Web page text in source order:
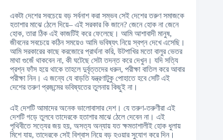
একটা দেশের সবচেয়ে বড় সর্বনাশ করা সম্ভব সেই দেশের তরুণ সমাজকে
হতাশার মাঝে ঠেলে দিয়ে– এই সরকার কি জানে? জেনে হোক না জেনে
হোক, তারা ঠিক এই কাজটিই করে ফেলেছে। আমি আশাবাদী মানুষ,
জীবনের সবচেয়ে কঠিন সময়েও আমি ভবিষ্যৎ নিয়ে স্বপ্ন দেখে এসেছি।
আমি সরকারের কাছে করজোরে প্রার্থনা করি, উটপাখির মতো বালুর ভেতর
মাথা গুজেঁ থাকবেন না, কী ঘটেছে সেটা তদন্ত করে দেখুন। যদি সত্যি
প্রশ্ন ফাঁস হয়ে থাকে তাহলে দুর্বৃত্তদের ধরুন, পরীক্ষা বাতিল করে আবার
পরীক্ষা নিন। এ জন্যে যে বাড়তি যন্ত্রণাটুকু পোহাতে হবে সেটি এই
দেশের তরুণ প্রজন্মের ভবিষ্যতের তুলনায় কিছুই না।
এই দেশটি আমাদের অনেক ভালোবাসার দেশ। যে তরুণ-তরুণীরা এই
দেশটি গড়ে তুলবে তাদেরকে হতাশার মাঝে ঠেলে দেবেন না। এই
পৃথিবীতে সত্যের জয় হয়, অসত্য অন্যায় যত ক্ষমতাশালীই হোক ধুলায়
মিশে যায়, তাদেরকে সেই বিশ্বাস নিয়ে বড় হওয়ার সুযোগ করে দিন।